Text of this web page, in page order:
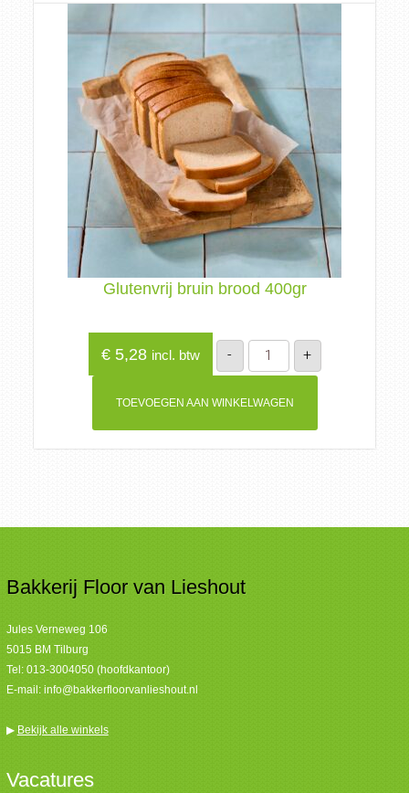
Glutenvrij bruin brood 400gr
€5,28 incl. btw -
Glutenvrij
bruin
brood
aantal
+
TOEVOEGEN AAN WINKELWAGEN
Bakkerij Floor van Lieshout
Jules Verneweg 106
5015 BM Tilburg
Tel: 013-3004050 (hoofdkantoor)
E-mail: info@bakkerfloorvanlieshout.nl
▶ Bekijk alle winkels
Vacatures